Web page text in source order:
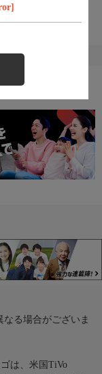
る場合がございま
は、米国TiVo